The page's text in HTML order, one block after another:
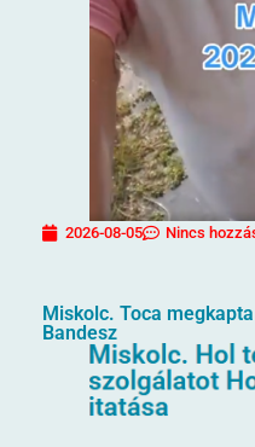
2026-08-05 Nincs
Miskolc. Toca
Bandesz